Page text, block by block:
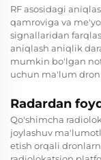
RF asosidagi
qamroviga va
signallaridan
aniqlash aniqlik
mumkin bo'lgan
uchun ma'lum
Radardan
Qo'shimcha
joylashuv
etish orqali